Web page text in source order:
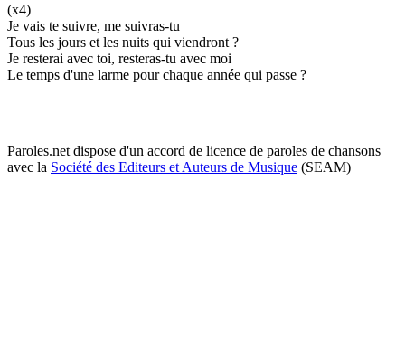
(x4)
Je vais te suivre, me suivras-tu
Tous les jours et les nuits qui viendront ?
Je resterai avec toi, resteras-tu avec moi
Le temps d'une larme pour chaque année qui passe ?
Paroles.net dispose d'un accord de licence de paroles de chansons
avec la Société des Editeurs et Auteurs de Musique (SEAM)